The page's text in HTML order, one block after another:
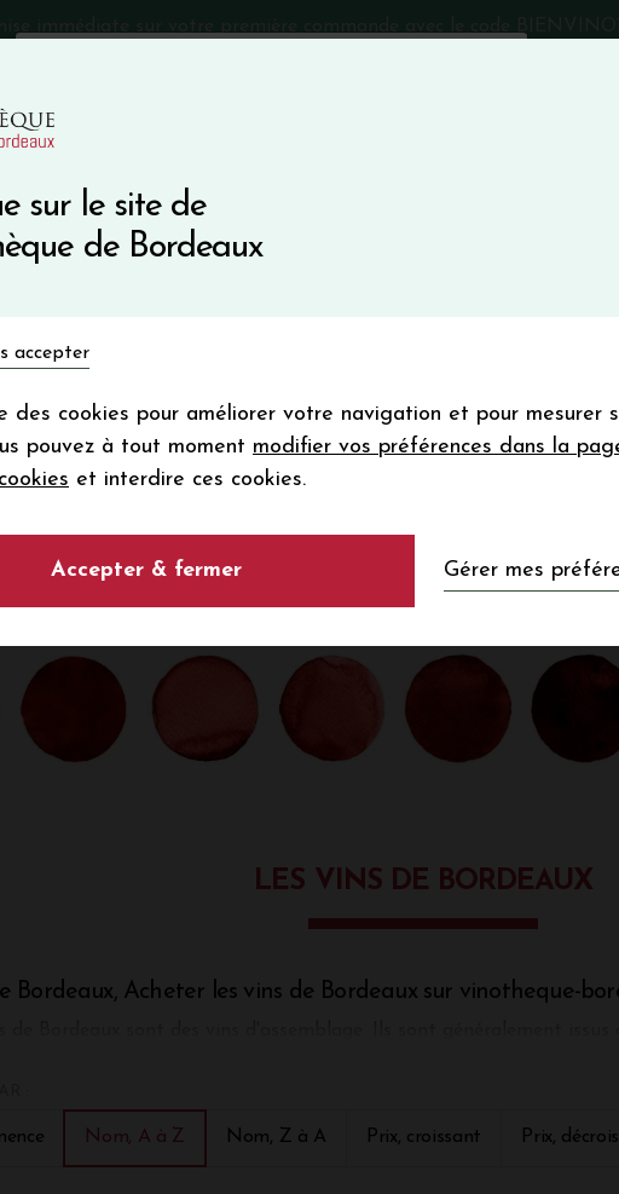
sur le site de
de Bordeaux
accepter
des cookies pour améliorer votre navigation et pour mesurer
pouvez à tout moment modifier vos préférences dans la
et interdire ces cookies.
Accepter & fermer Gérer mes
du monde
LES VINS DE BORDEAUX
Bordeaux, Acheter les vins de Bordeaux sur vinotheque-
est une création qui prend en compte divers facteurs :
Nom, A à Z Nom, Z à A Prix, croissant Prix,
En m’abonnant, j’accepte de recevoir la newsletter de
Vinothèque de Bordeaux.